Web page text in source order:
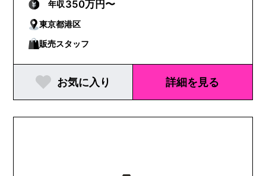
年収350万円〜
東京都港区
販売スタッフ
お気に入り 詳細を見る